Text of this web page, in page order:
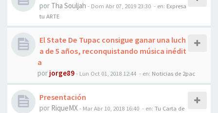
por Tha Souljah - Dom Abr 07, 2019 23:30 - en: Expresa
tu ARTE
El State De Tupac consigue ganar una luch
a de 5 años, reconquistando música inédit
a
por jorge89- Lun Oct 01, 2018 12:44 - en: Noticias de 2pac
Presentación
por RiqueMX- Mar Abr 10, 2018 16:40 - en: Tu Carta de